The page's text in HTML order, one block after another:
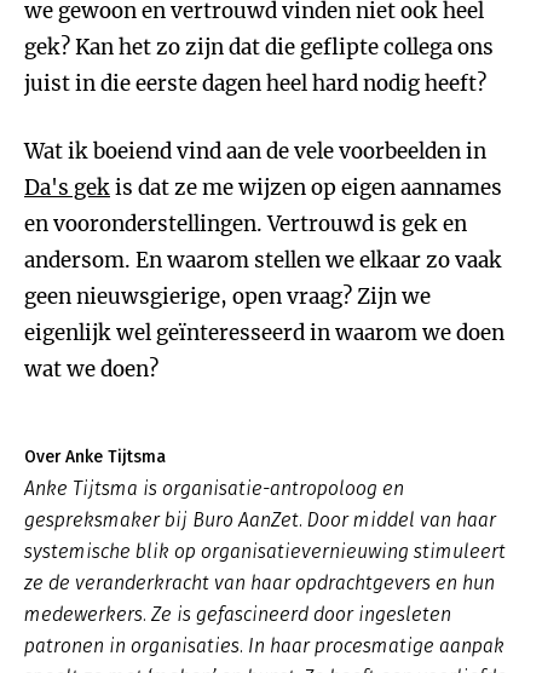
we gewoon en vertrouwd vinden niet ook heel
gek? Kan het zo zijn dat die geflipte collega ons
juist in die eerste dagen heel hard nodig heeft?
Wat ik boeiend vind aan de vele voorbeelden in
Da's gekis dat ze me wijzen op eigen aannames
en vooronderstellingen. Vertrouwd is gek en
andersom. En waarom stellen we elkaar zo vaak
geen nieuwsgierige, open vraag? Zijn we
eigenlijk wel geïnteresseerd in waarom we doen
wat we doen?
Over Anke Tijtsma
Anke Tijtsma is organisatie-antropoloog en
gespreksmaker bij Buro AanZet. Door middel van haar
systemische blik op organisatievernieuwing stimuleert
ze de veranderkracht van haar opdrachtgevers en hun
medewerkers. Ze is gefascineerd door ingesleten
patronen in organisaties. In haar procesmatige aanpak